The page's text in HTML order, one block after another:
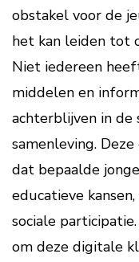
obstakel voor de
het kan leiden tot
Niet iedereen
middelen en
achterblijven in
samenleving.
dat bepaalde
educatieve
sociale
om deze digitale